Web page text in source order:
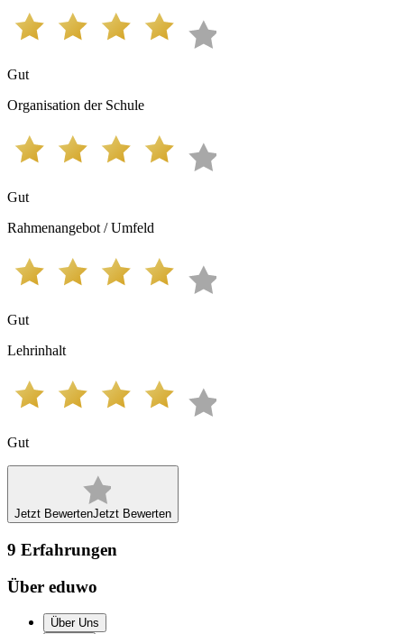
Gut
Organisation der Schule
Gut
Rahmenangebot / Umfeld
Gut
Lehrinhalt
Gut
Jetzt BewertenJetzt Bewerten
9 Erfahrungen
Über eduwo
Über Uns